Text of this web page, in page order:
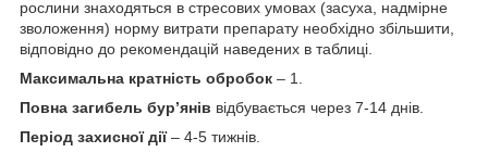
рослини знаходяться в стресових умовах (засуха, надмірне
зволоження) норму витрати препарату необхідно збільшити,
відповідно до рекомендацій наведених в таблиці.
Максимальна кратність обробок – 1.
Повна загибель бур’янів відбувається через 7-14 днів.
Період захисної дії– 4-5 тижнів.